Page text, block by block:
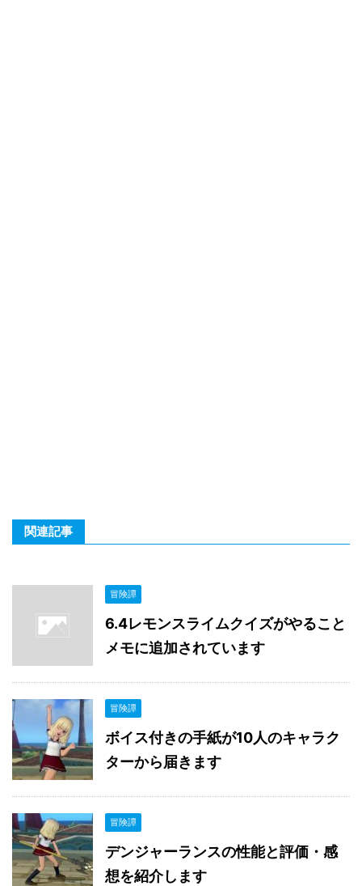
関連記事
冒険譚
6.4レモンスライムクイズがやること
メモに追加されています
冒険譚
ボイス付きの手紙が10人のキャラク
ターから届きます
冒険譚
デンジャーランスの性能と評価・感
想を紹介します